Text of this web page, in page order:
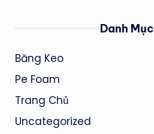
Danh Mục
Băng Keo
Pe Foam
Trang Chủ
Uncategorized